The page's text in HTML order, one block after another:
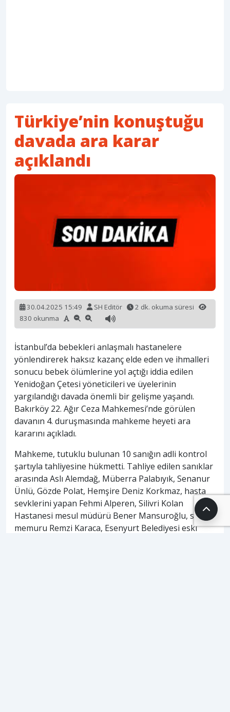
Türkiye’nin konuştuğu
davada ara karar
açıklandı
30.04.2025 15:49 SH Editör
2 dk. okuma süresi
830 okunma
İstanbul’da bebekleri anlaşmalı hastanelere
yönlendirerek haksız kazanç elde eden ve ihmalleri
sonucu bebek ölümlerine yol açtığı iddia edilen
Yenidoğan Çetesi yöneticileri ve üyelerinin
yargılandığı davada önemli bir gelişme yaşandı.
Bakırköy 22. Ağır Ceza Mahkemesi’nde görülen
davanın 4. duruşmasında mahkeme heyeti ara
kararını açıkladı.
Mahkeme, tutuklu bulunan 10 sanığın adli kontrol
şartıyla tahliyesine hükmetti. Tahliye edilen sanıklar
arasında Aslı Alemdağ, Müberra Palabıyık, Senanur
Ünlü, Gözde Polat, Hemşire Deniz Korkmaz, hasta
sevklerini yapan Fehmi Alperen, Silivri Kolan
Hastanesi mesul müdürü Bener Mansuroğlu, sağlık
memuru Remzi Karaca, Esenyurt Belediyesi eski